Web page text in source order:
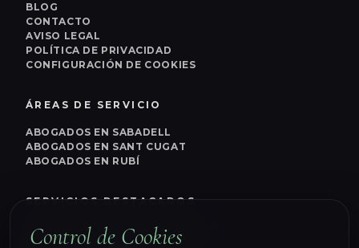
BLOG
CONTACTO
AVISO LEGAL
POLÍTICA DE PRIVACIDAD
CONFIGURACIÓN DE COOKIES
ÁREAS DE SERVICIO
ABOGADOS EN SABADELL
ABOGADOS EN SANT CUGAT
ABOGADOS EN RUBÍ
SERVICIOS DESTACADOS
CANCELACIÓN DE ANTECEDENTES
LEY 2ª OPORTUNIDAD
Control de Cookies